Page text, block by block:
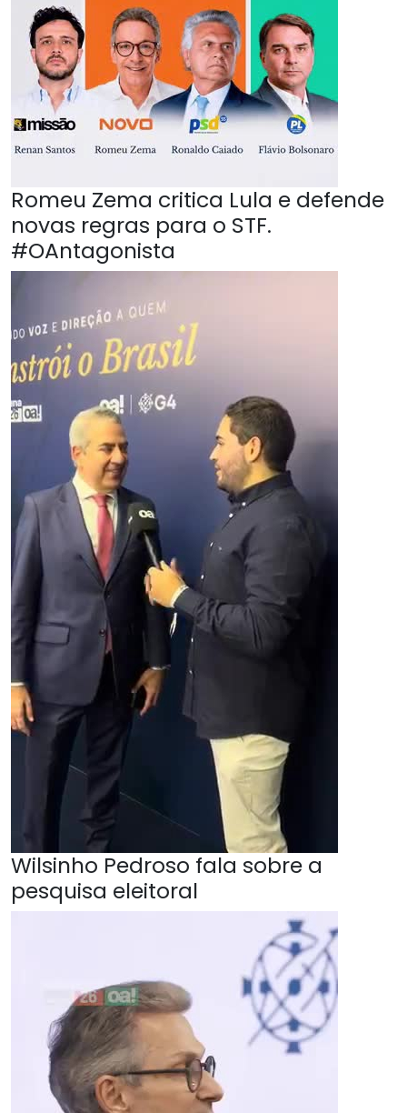
Romeu Zema critica Lula e defende
novas regras para o STF.
#OAntagonista
Wilsinho Pedroso fala sobre a
pesquisa eleitoral